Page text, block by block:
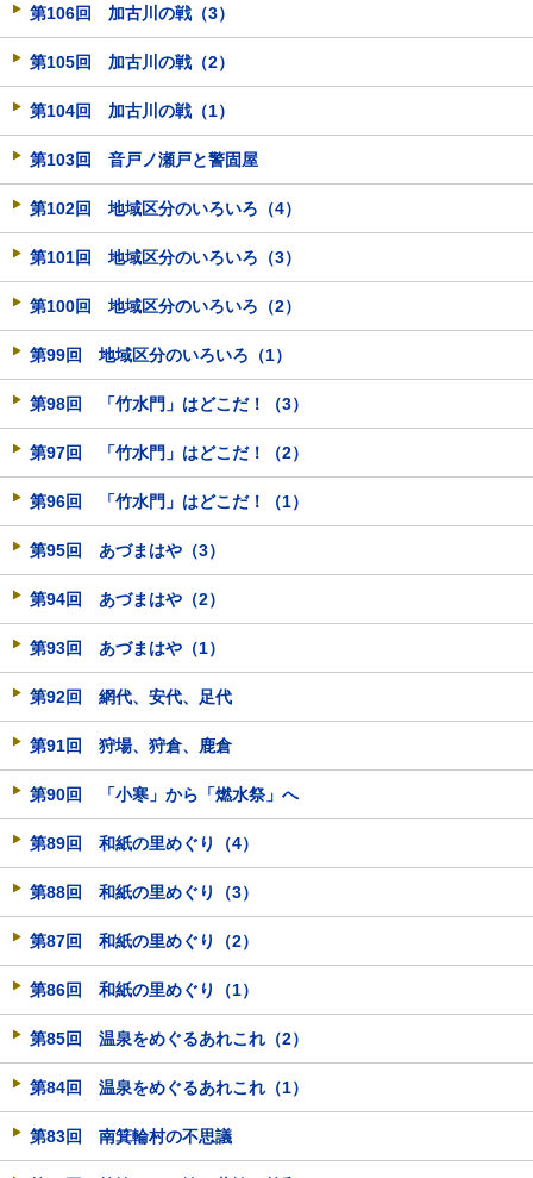
第106回 加古川の戦（3）
第105回 加古川の戦（2）
第104回 加古川の戦（1）
第103回 音戸ノ瀬戸と警固屋
第102回 地域区分のいろいろ（4）
第101回 地域区分のいろいろ（3）
第100回 地域区分のいろいろ（2）
第99回 地域区分のいろいろ（1）
第98回 「竹水門」はどこだ！（3）
第97回 「竹水門」はどこだ！（2）
第96回 「竹水門」はどこだ！（1）
第95回 あづまはや（3）
第94回 あづまはや（2）
第93回 あづまはや（1）
第92回 網代、安代、足代
第91回 狩場、狩倉、鹿倉
第90回 「小寒」から「燃水祭」へ
第89回 和紙の里めぐり（4）
第88回 和紙の里めぐり（3）
第87回 和紙の里めぐり（2）
第86回 和紙の里めぐり（1）
第85回 温泉をめぐるあれこれ（2）
第84回 温泉をめぐるあれこれ（1）
第83回 南箕輪村の不思議